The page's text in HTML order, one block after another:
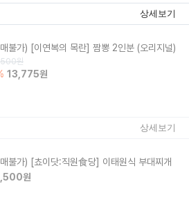
상세보기
불가) [이연복의 목란] 짬뽕 2인분 (오리지널)
원
13,775원
상세보기
불가) [쵸이닷:직원食당] 이태원식 부대찌개
원